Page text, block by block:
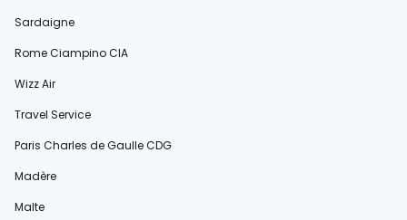
Sardaigne
Rome Ciampino CIA
Wizz Air
Travel Service
Paris Charles de Gaulle CDG
Madère
Malte